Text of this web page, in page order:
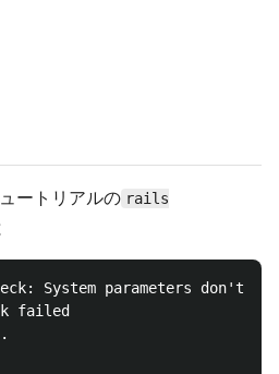
ートリアルの rails
check: